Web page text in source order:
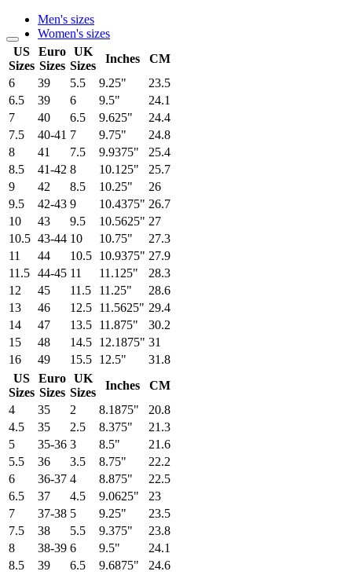
Men's sizes
Women's sizes
US
Sizes
Euro
Sizes
UK
Sizes
Inches
CM
6
39 5.5 9.25"
23.5
6.5
39 6 9.5"
24.1
7
40 6.5 9.625"
24.4
7.5
40-41 7 9.75"
24.8
8
41 7.5 9.9375"
25.4
8.5
41-42 8 10.125"
25.7
9
42 8.5 10.25"
26
9.5
42-43 9 10.4375" 26.7
10
43 9.5 10.5625" 27
10.5 43-44 10 10.75"
27.3
11
44 10.5 10.9375" 27.9
11.5 44-45 11 11.125"
28.3
12
45 11.5 11.25"
28.6
13
46 12.5 11.5625" 29.4
14
47 13.5 11.875"
30.2
15
48 14.5 12.1875" 31
16
49 15.5 12.5"
31.8
US
Sizes
Euro
Sizes
UK
Sizes
Inches
CM
4
35 2 8.1875"
20.8
4.5
35 2.5 8.375"
21.3
5
35-36 3 8.5"
21.6
5.5
36 3.5 8.75"
22.2
6
36-37 4 8.875"
22.5
6.5
37 4.5 9.0625"
23
7
37-38 5 9.25"
23.5
7.5
38 5.5 9.375"
23.8
8
38-39 6 9.5"
24.1
8.5
39 6.5 9.6875"
24.6